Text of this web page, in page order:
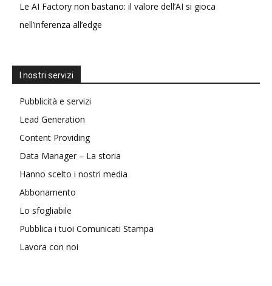
Le AI Factory non bastano: il valore dell’AI si gioca
nell’inferenza all’edge
I nostri servizi
Pubblicità e servizi
Lead Generation
Content Providing
Data Manager – La storia
Hanno scelto i nostri media
Abbonamento
Lo sfogliabile
Pubblica i tuoi Comunicati Stampa
Lavora con noi